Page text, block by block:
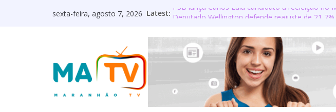
sexta-feira, agosto 7, 2026 Latest: PSB lança Carlos Lula candidato à reeleição no
Lourdinha Pereira toma posse no Senado e se
primeira senadora de Coroatá
Wellington do Curso oficializa candidatura a
estadual e reafirma compromisso com o povo
Mulato é oficializado como candidato a